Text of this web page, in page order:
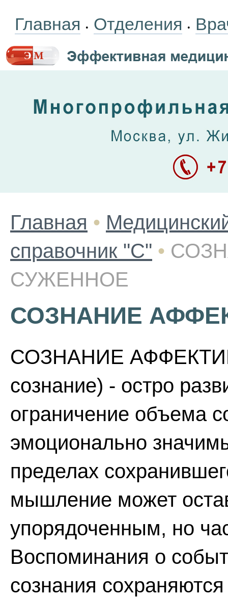
Главная • Отделения •
Главная •
справочник "С" •
СУЖЕННОЕ
СОЗНАНИЕ
СОЗНАНИЕ
сознание) - остро
ограничение объема
эмоционально
пределах
мышление может
упорядоченным, но
Воспоминания о
сознания